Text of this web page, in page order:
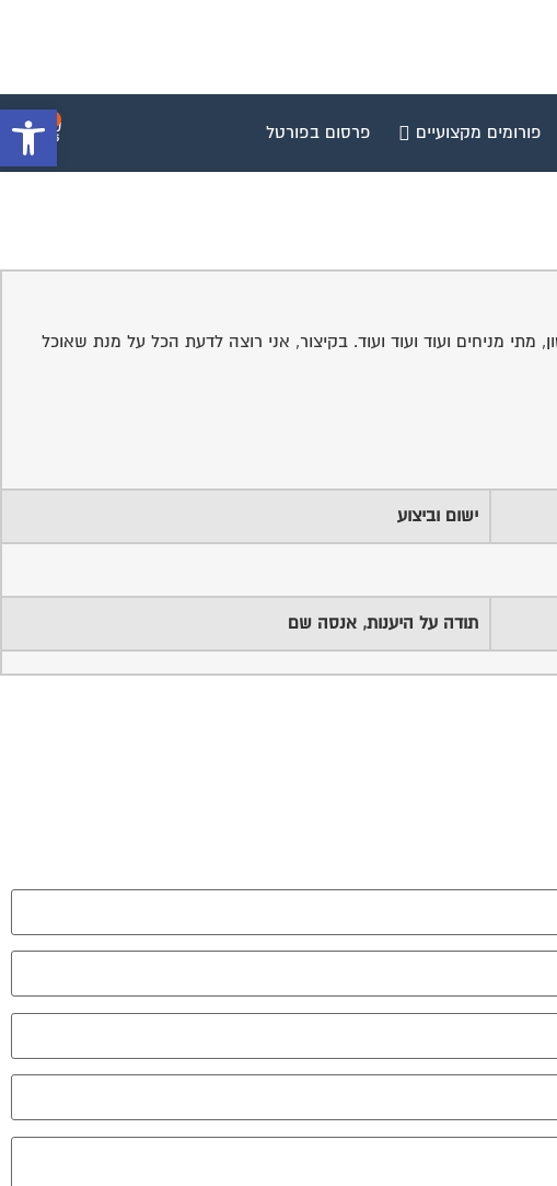
פתח פורומים מקצועיים פרסום בפורטל
מתי מניחים ועוד ועוד ועוד. בקיצור, אני רוצה לדעת הכל על מנת שאוכל
ישום וביצוע
תודה על היענות, אנסה שם